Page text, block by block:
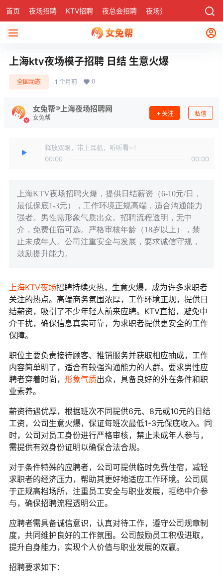
首页 夜场招聘 KTV招聘 夜总会招聘 夜场资讯 社区
上海ktv夜场模子招聘 日结 生意火爆
全国动态 1 个月前 0
女兔帮®上海夜场招聘网
女兔帮
关注 私信
释放双眼，带上耳机，听听看~！
00:00
00:00
上海KTV夜场招聘火爆，提供日结薪资（6-10元/日，
最低保底1-3元），工作环境正规高端，适合沟通能力
强者。男性需形象气质出众。招聘流程透明，无中
介，免费住宿可选。严格审核年龄（18岁以上），禁
止未成年人。公司注重安全与发展，要求诚信守规，
鼓励提升能力。
上海KTV夜场招聘持续火热，生意火爆，成为许多求职者
关注的热点。高端商务氛围浓厚，工作环境正规，提供日
结薪资，吸引了不少年轻人前来应聘。KTV直招，避免中
介干扰，确保信息真实可靠，为求职者提供更安全的工作
保障。
职位主要负责接待顾客、推销服务并获取相应抽成，工作
内容简单明了，适合有较强沟通能力的人群。要求男性应
聘者穿着时尚， 形象气质出众，具备良好的外在条件和职
业素养。
薪资待遇优厚，根据班次不同提供6元、8元或10元的日结
工资，公司生意火爆，保证每班次最低1-3元保底收入。同
时，公司对员工身份进行严格审核，禁止未成年人参与，
需提供有效身份证明以确保合法合规。
对于条件特殊的应聘者，公司可提供临时免费住宿，减轻
求职者的经济压力，帮助其更好地适应工作环境。公司属
于正规高档场所，注重员工安全与职业发展，拒绝中介参
与，确保招聘流程透明公正。
应聘者需具备诚信意识，认真对待工作，遵守公司规章制
度，共同维护良好的工作氛围。公司鼓励员工积极进取，
提升自身能力，实现个人价值与职业发展的双赢。
招聘要求如下：